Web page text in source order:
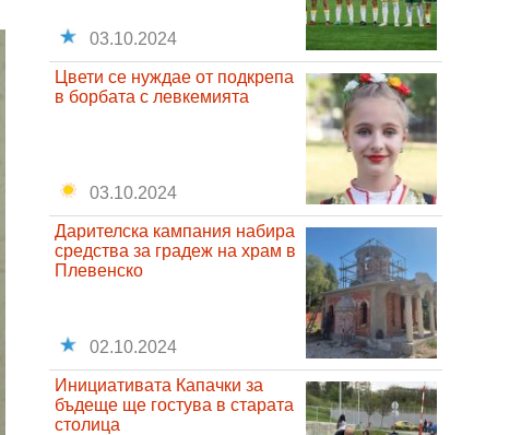
03.10.2024
Цвети се нуждае от подкрепа
в борбата с левкемията
03.10.2024
Дарителска кампания набира
средства за градеж на храм в
Плевенско
02.10.2024
Инициативата Капачки за
бъдеще ще гостува в старата
столица